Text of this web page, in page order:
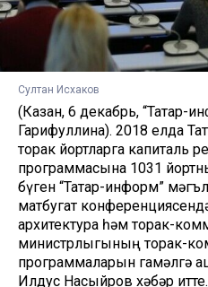
Султан Исхаков
(Казан, 6 декабрь, “Татар-
Гарифуллина). 2018 елда
торак йортларга капиталь
программасына 1031
бүген “Татар-информ”
матбугат
архитектура һәм торак-
министрлыгының торак-
программаларын гамәлгә
Илдус Насыйров хәбәр итте.